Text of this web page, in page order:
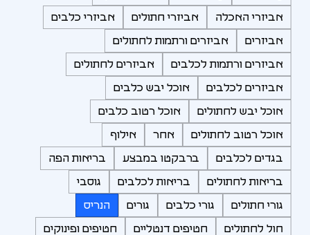
אביזרי האכלה אביזרי חתולים אביזרי כלבים
אביזרים אביזרים ורתמות לחתולים
אביזרים ורתמות לכלבים אביזרים לחתולים
אביזרים לכלבים אוכל יבש כלבים
אוכל יבש לחתולים אוכל רטוב כלבים
אוכל רטוב לחתולים אחר אילוף
בגדים לכלבים ברבקטו במבצע בריאות הפה
בריאות לחתולים בריאות לכלבים גוסבי
גורי חתולים גורי כלבים גורים הנריס
חול לחתולים חטיפים דנטליים חטיפים ופינוקים